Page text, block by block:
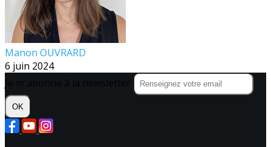
Manon OUVRARD
6 juin 2024
OK